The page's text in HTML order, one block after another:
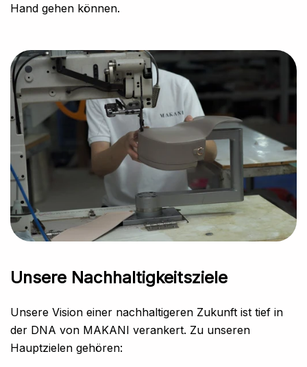
Hand gehen können.
Unsere Nachhaltigkeitsziele
Unsere Vision einer nachhaltigeren Zukunft ist tief in
der DNA von MAKANI verankert. Zu unseren
Hauptzielen gehören: